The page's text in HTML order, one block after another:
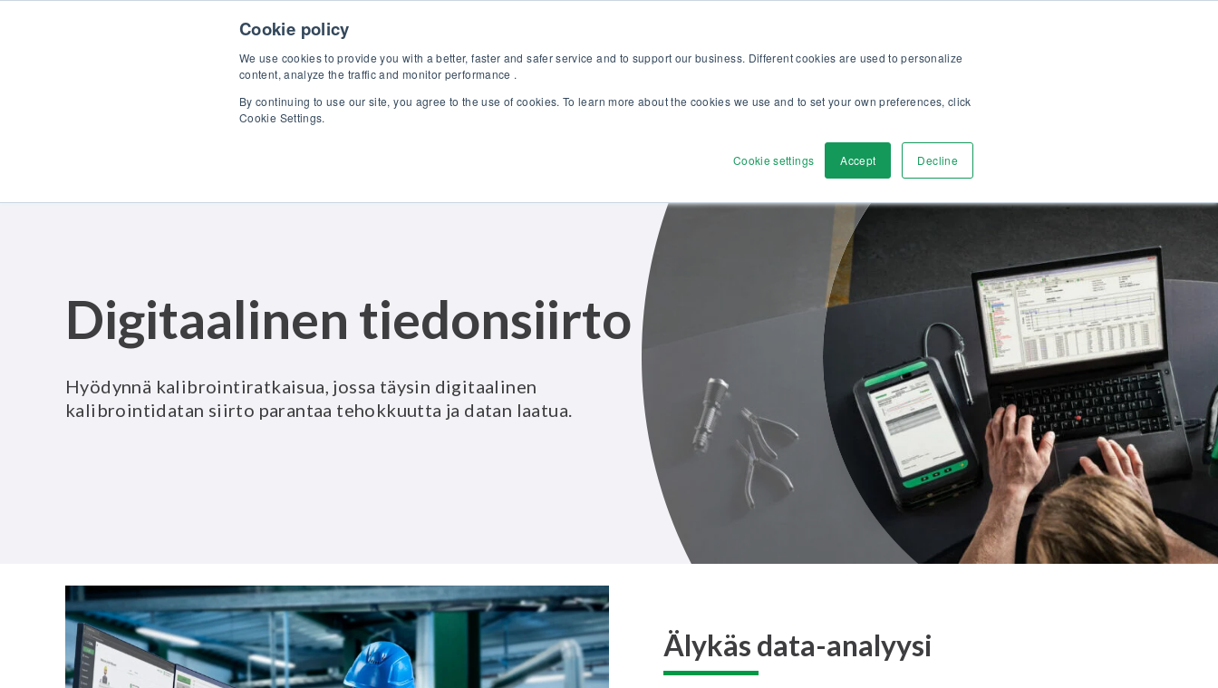
Cookie policy
We use cookies to provide you with a better, faster and safer service and to support our business. Different cookies are used to personalize
content, analyze the traffic and monitor performance .
By continuing to use our site, you agree to the use of cookies. To learn more about the cookies we use and to set your own preferences, click
Cookie Settings.
Cookie settings Accept Decline
Tuotteet Ratkaisut Palvelut Tutustu
Digitaalinen tiedonsiirto
Hyödynnä kalibrointiratkaisua, jossa täysin digitaalinen
kalibrointidatan siirto parantaa tehokkuutta ja datan laatua.
Älykäs data-analyysi